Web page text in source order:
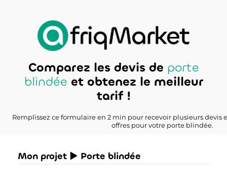
Comparez les devis de porte
blindée et obtenez le meilleur
tarif !
Remplissez ce formulaire en 2 min pour recevoir plusieurs devis
offres pour votre porte blindée.
Mon projet ► Porte blindée